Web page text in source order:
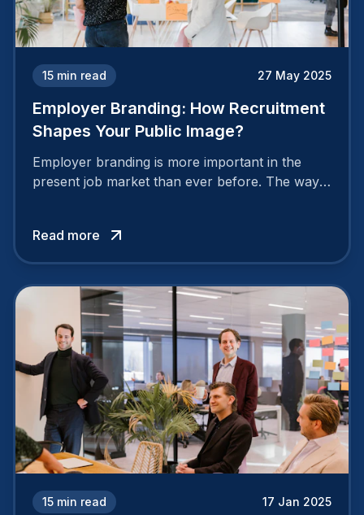
15 min read 27 May 2025
Employer Branding: How Recruitment
Shapes Your Public Image?
Employer branding is more important in the
present job market than ever before. The way
Read more
15 min read 17 Jan 2025